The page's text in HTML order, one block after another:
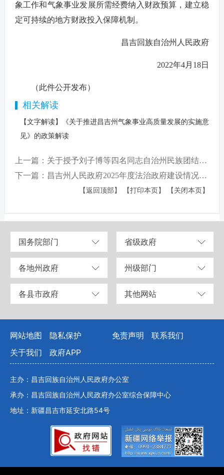
象工作和气象事业发展所需经费纳入财政预算，建立稳
定可持续的地方财政投入保障机制。
昌吉回族自治州人民政府
2022年4月18日
（此件公开发布）
相关解读
【文字解读】《关于推进昌吉州气象事业高质量发展的实施意
见》的政策解读
上一篇：关于授予刘子博等四名同志自治州民族团结进步模范个人荣誉称号的决定
下一篇：昌吉州人民政府2025年度法治政府建设情况报告
【返回顶部】 【打印本页】 【关闭本页】
国务院部门 省级政府
各地州政府 州级部门
各县市政府 其他网站
网站地图 隐私保护 免责声明
联系我们
关于我们
政府APP
主办：昌吉回族自治州人民政府办公室
承办：昌吉回族自治州人民政府办公室综合保障中心
地址：新疆昌吉市延安北路54号